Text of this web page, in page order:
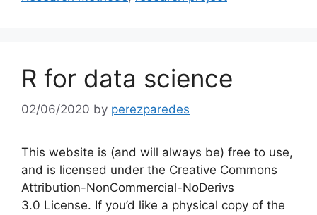
R for data science
02/06/2020 by perezparedes
This website is (and will always be) free to use,
and is licensed under the Creative Commons
Attribution-NonCommercial-NoDerivs
3.0 License. If you’d like a physical copy of the